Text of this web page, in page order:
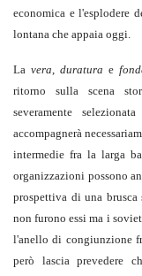
economica e l'esplodere
lontana che appaia oggi.
La vera, duratura e
ritorno sulla scena
severamente
accompagnerà
intermedie fra la larga
organizzazioni possono
prospettiva di una
non furono essi ma i
l'anello di congiunzione
però lascia prevedere